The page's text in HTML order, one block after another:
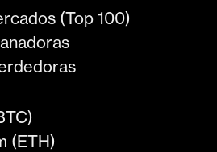
(Top 100)
(ETH)